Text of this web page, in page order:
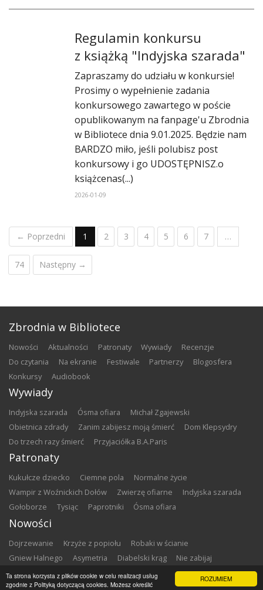
ROZUMIEM
Ta strona korzysta z plików cookie w celu realizacji usług
zgodnie z Polityką dotyczącą cookies. Możesz określić
Regulamin konkursu
z książką "Indyjska szarada"
Zapraszamy do udziału w konkursie!
Prosimy o wypełnienie zadania
konkursowego zawartego w poście
opublikowanym na fanpage'u Zbrodnia
w Bibliotece dnia 9.01.2025. Będzie nam
BARDZO miło, jeśli polubisz post
konkursowy i go UDOSTĘPNISZ.o
książcenas(...)
2026-01-09
← Poprzedni 1 2 3 4 5 6 7 …
74 Następny →
Zbrodnia w Bibliotece
nowości aktualności patronaty wywiady
recenzje
do czytania
na ekranie festiwale partnerzy
blogosfera
konkursy
audiobook
Wywiady
Indyjska szarada Ósma ofiara
Michał Zgajewski
Obietnica zdrady
Zanim zabijesz moją śmierć
Dom Klepsydry
Do trzech razy śmierć
Przyjaciółka B.A.Paris
Patronaty
Kukułcze dziecko Ciemne pola
Normalne życie
Wampir z Woźnickich Dołów
Zwierzę ofiarne
Indyjska szarada
Gołoborze
Tysiąc Paprotniki Ósma ofiara
Nowości
Dojrzewanie Krzyże z popiołu
Robaki w ścianie
Gniew Halnego
Asymetria Diabelski krąg
Nie zabijaj
Dowody zbrodni
Zemsta Matki chrzestne